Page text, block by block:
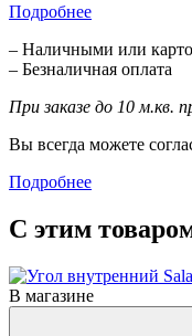
Подробнее
– Наличными или
– Безналичная оплата
При заказе до 10 м.кв.
Вы всегда можете
Подробнее
С этим
В магазине